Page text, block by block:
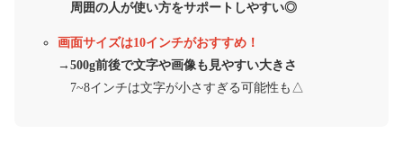
周囲の人が使い方をサポートしやすい◎
画面サイズは10インチがおすすめ！
→ 500g前後で文字や画像も見やすい大きさ
7~8インチは文字が小さすぎる可能性も△